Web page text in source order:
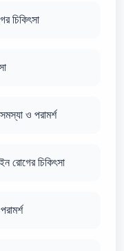
চিকিৎসা
ও পরামর্শ
রোগের চিকিৎসা